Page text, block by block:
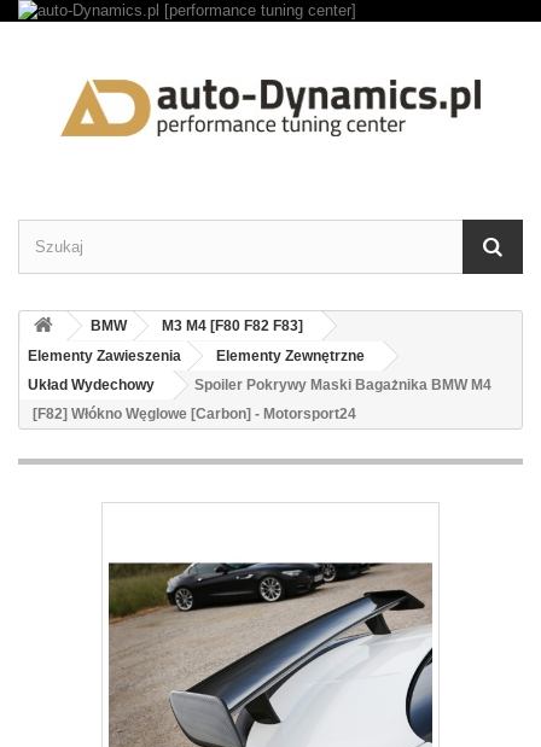
BMW
M3 M4 [F80 F82 F83]
Elementy Zawieszenia
Elementy Zewnętrzne
Układ Wydechowy
Spoiler Pokrywy Maski Bagażnika BMW M4
[F82] Włókno Węglowe [Carbon] - Motorsport24